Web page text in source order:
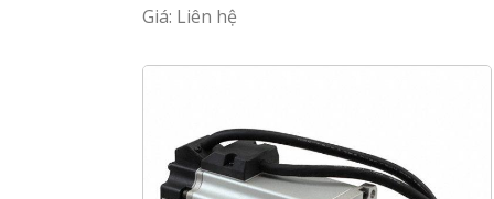
Giá: Liên hệ